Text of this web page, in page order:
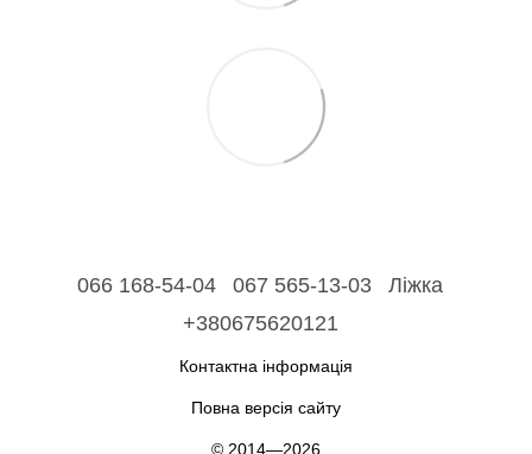
066 168-54-04 067 565-13-03
Ліжка
+380675620121
Контактна інформація
Повна версія сайту
© 2014—2026